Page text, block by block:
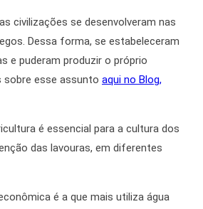
civilizações se desenvolveram nas
Dessa forma, se estabeleceram
e puderam produzir o próprio
esse assunto aqui no Blog,
é essencial para a cultura dos
das lavouras, em diferentes
é a que mais utiliza água